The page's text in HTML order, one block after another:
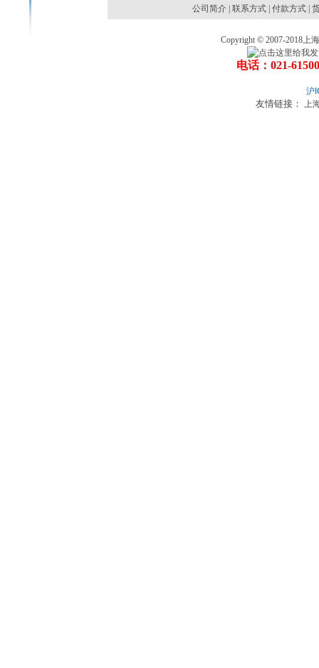
公司简介 联系方式 付款方式
Copyright © 2007-2018上
电话：021-
沪
友情链接： 上